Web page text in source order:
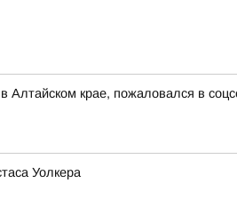
крае, пожаловался в
Уолкера